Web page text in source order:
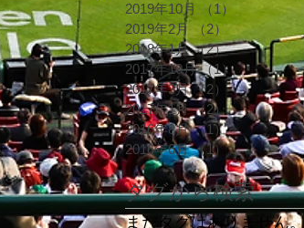
2019年10月
（1）1件の記事
2019年2月
（2）2件の記事
2018年1月 （2）2件の記事
2017年10月 （1）1件の記事
2017年3月 （2）2件の記事
2017年1月 （2）2件の記事
2016年8月 （1）1件の記事
2016年6月 （1）1件の記事
タグから検索
まだタグはありません。